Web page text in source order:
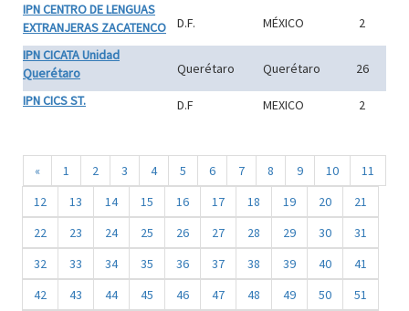
IPN CENTRO DE LENGUAS
EXTRANJERAS ZACATENCO
D.F. MÉXICO
2
IPN CICATA Unidad
Querétaro
Querétaro Querétaro
26
IPN CICS ST.
D.F MEXICO 2
« 1 2 3 4 5 6 7 8 9 10
11
12
13 14 15 16 17 18 19 20
21
22
23 24 25 26 27 28 29 30
31
32
33 34 35 36 37 38 39 40
41
42
43 44 45 46 47 48 49 50 51